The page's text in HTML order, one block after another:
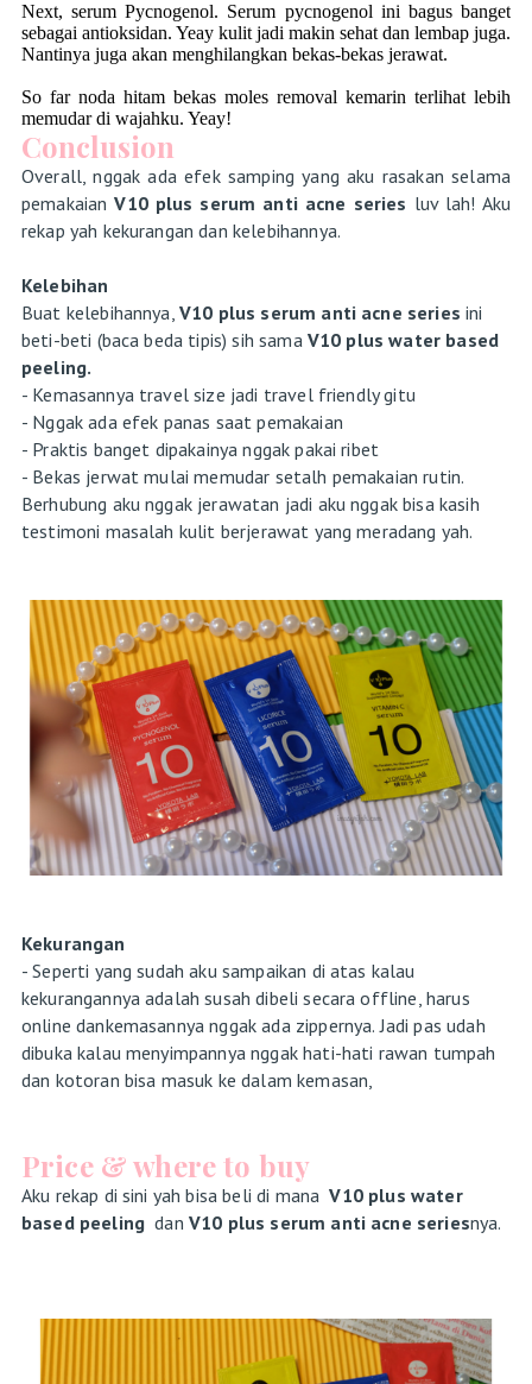
Next, serum Pycnogenol. Serum pycnogenol ini bagus banget
sebagai antioksidan. Yeay kulit jadi makin sehat dan lembap juga.
Nantinya juga akan menghilangkan bekas-bekas jerawat.
So far noda hitam bekas moles removal kemarin terlihat lebih
memudar di wajahku. Yeay!
Conclusion
Overall, nggak ada efek samping yang aku rasakan selama
pemakaian V10 plus serum anti acne series luv lah! Aku
rekap yah kekurangan dan kelebihannya.
Kelebihan
Buat kelebihannya, V10 plus serum anti acne seriesini
beti-beti (baca beda tipis) sih sama V10 plus water based
peeling.
- Kemasannya travel size jadi travel friendly gitu
- Nggak ada efek panas saat pemakaian
- Praktis banget dipakainya nggak pakai ribet
- Bekas jerwat mulai memudar setalh pemakaian rutin.
Berhubung aku nggak jerawatan jadi aku nggak bisa kasih
testimoni masalah kulit berjerawat yang meradang yah.
Kekurangan
- Seperti yang sudah aku sampaikan di atas kalau
kekurangannya adalah susah dibeli secara offline, harus
online dankemasannya nggak ada zippernya. Jadi pas udah
dibuka kalau menyimpannya nggak hati-hati rawan tumpah
dan kotoran bisa masuk ke dalam kemasan,
Price & where to buy
Aku rekap di sini yah bisa beli di manaV10 plus water
based peelingdan V10 plus serum anti acne seriesnya.